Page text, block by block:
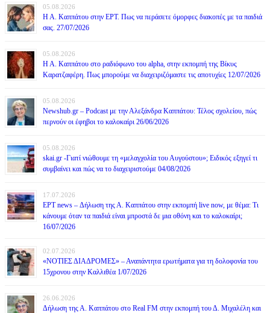
05.08.2026
Η Α. Καππάτου στην ΕΡΤ. Πως να περάσετε όμορφες διακοπές με τα παιδιά
σας. 27/07/2026
05.08.2026
Η Α. Καππάτου στο ραδιόφωνο του alpha, στην εκπομπή της Βίκυς
Καρατζαφέρη. Πως μπορούμε να διαχειριζόμαστε τις αποτυχίες 12/07/2026
05.08.2026
Newshub.gr – Podcast με την Αλεξάνδρα Καππάτου: Τέλος σχολείου, πώς
περνούν οι έφηβοι το καλοκαίρι 26/06/2026
05.08.2026
skai.gr -Γιατί νιώθουμε τη «μελαγχολία του Αυγούστου»; Ειδικός εξηγεί τι
συμβαίνει και πώς να το διαχειριστούμε 04/08/2026
17.07.2026
ΕΡΤ news – Δήλωση της Α. Καππάτου στην εκπομπή live now, με θέμα: Τι
κάνουμε όταν τα παιδιά είναι μπροστά δε μια οθόνη και το καλοκαίρι;
16/07/2026
02.07.2026
«ΝΟΤΙΕΣ ΔΙΑΔΡΟΜΕΣ» – Αναπάντητα ερωτήματα για τη δολοφονία του
15χρονου στην Καλλιθέα 1/07/2026
26.06.2026
Δήλωση της Α. Καππάτου στο Real FM στην εκπομπή του Δ. Μιχαλέλη και